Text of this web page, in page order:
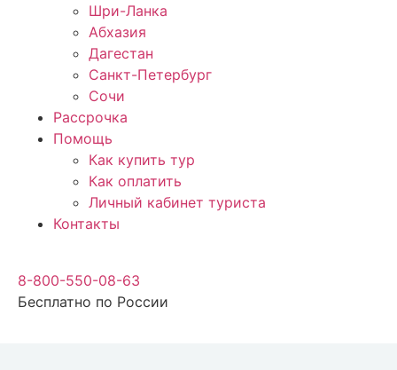
Шри-Ланка
Абхазия
Дагестан
Санкт-Петербург
Сочи
Рассрочка
Помощь
Как купить тур
Как оплатить
Личный кабинет туриста
Контакты
8-800-550-08-63
Бесплатно по России